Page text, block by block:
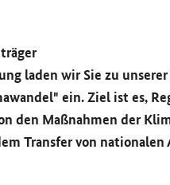
laden wir Sie zu
ein. Ziel ist es,
den Maß­nah­men der
Trans­fer von